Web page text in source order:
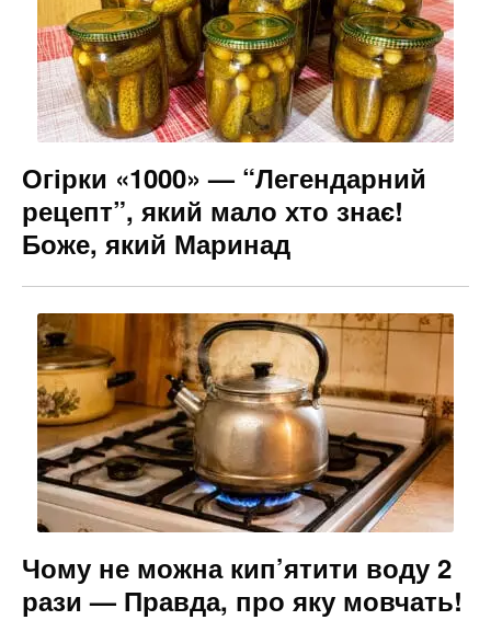
o
k
g
er
Огірки «1000» — “Легендарний
рецепт”, який мало хто знає!
Боже, який Маринад
Чому не можна кип’ятити воду 2
рази — Правда, про яку мовчать!